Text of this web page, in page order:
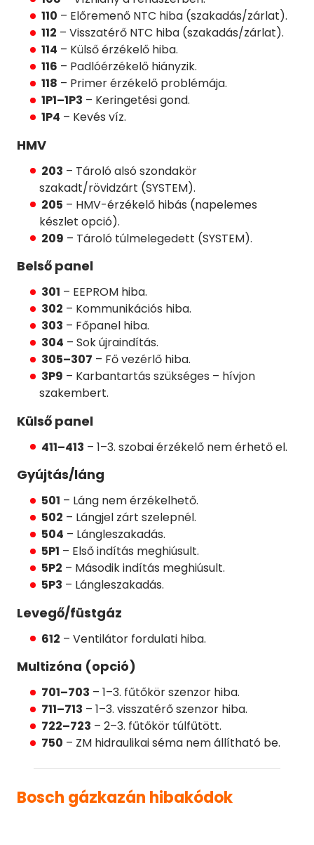
110 – Előremenő NTC hiba (szakadás/zárlat).
112 – Visszatérő NTC hiba (szakadás/zárlat).
114 – Külső érzékelő hiba.
116 – Padlóérzékelő hiányzik.
118 – Primer érzékelő problémája.
1P1–1P3 – Keringetési gond.
1P4 – Kevés víz.
HMV
203 – Tároló alsó szondakör
szakadt/rövidzárt (SYSTEM).
205 – HMV-érzékelő hibás (napelemes
készlet opció).
209 – Tároló túlmelegedett (SYSTEM).
Belső panel
301 – EEPROM hiba.
302 – Kommunikációs hiba.
303 – Főpanel hiba.
304 – Sok újraindítás.
305–307 – Fő vezérlő hiba.
3P9 – Karbantartás szükséges – hívjon
szakembert.
Külső panel
411–413 – 1–3. szobai érzékelő nem érhető el.
Gyújtás/láng
501 – Láng nem érzékelhető.
502 – Lángjel zárt szelepnél.
504 – Lángleszakadás.
5P1 – Első indítás meghiúsult.
5P2 – Második indítás meghiúsult.
5P3 – Lángleszakadás.
Levegő/füstgáz
612 – Ventilátor fordulati hiba.
Multizóna (opció)
701–703 – 1–3. fűtőkör szenzor hiba.
711–713 – 1–3. visszatérő szenzor hiba.
722–723 – 2–3. fűtőkör túlfűtött.
750 – ZM hidraulikai séma nem állítható be.
Bosch gázkazán hibakódok